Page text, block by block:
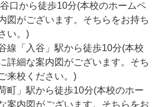
口から徒歩10分(本校のホームペ
図がございます。そちらをお持ち
い。)
線「入谷」駅から徒歩10分(本校
詳細な案内図がございます。そち
来校ください。)
町」駅から徒歩10分(本校のホー
案内図がございます。そちらをお